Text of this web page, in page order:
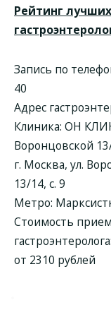
Рейтинг лучших
Запись по
40
Адрес
Клиника: ОН
Воронцовской
г. Москва, ул.
13/14, с. 9
Метро:
Стоимость
гастроэнтеролога:
от 2310 рублей